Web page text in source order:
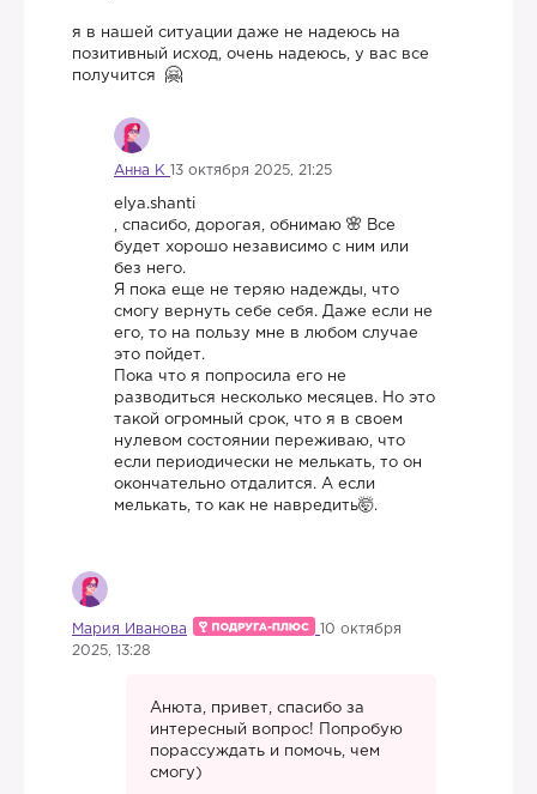
я в нашей ситуации даже не надеюсь на
позитивный исход, очень надеюсь, у вас все
получится
Анна К 13 октября 2025, 21:25
elya.shanti
, спасибо, дорогая, обнимаю
Все
будет хорошо независимо с ним или
без него.
Я пока еще не теряю надежды, что
смогу вернуть себе себя. Даже если не
его, то на пользу мне в любом случае
это пойдет.
Пока что я попросила его не
разводиться несколько месяцев. Но это
такой огромный срок, что я в своем
нулевом состоянии переживаю, что
если периодически не мелькать, то он
окончательно отдалится. А если
мелькать, то как не навредить🤯.
Мария Иванова
10 октября
2025, 13:28
Анюта, привет, спасибо за
интересный вопрос! Попробую
порассуждать и помочь, чем
смогу)